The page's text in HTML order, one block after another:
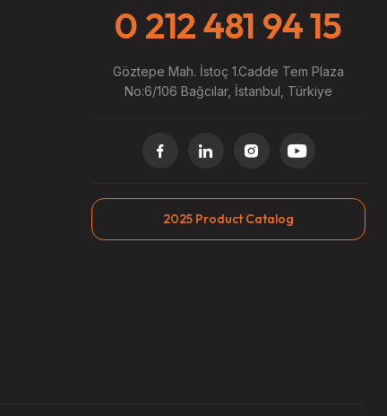
0 212 481 94 15
Göztepe Mah. İstoç 1.Cadde Tem Plaza
No:6/106 Bağcılar, İstanbul, Türkiye
2025 Product Catalog